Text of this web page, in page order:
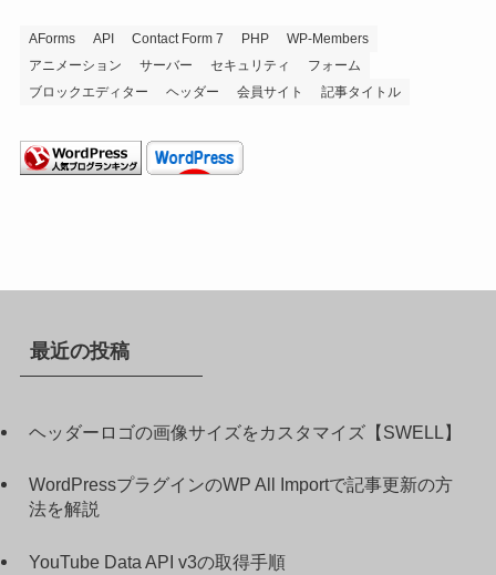
AForms API Contact Form 7 PHP
WP-Members
アニメーション
サーバー セキュリティ
フォーム
ブロックエディター
ヘッダー 会員サイト 記事タイトル
最近の投稿
ヘッダーロゴの画像サイズをカスタマイズ【SWELL】
WordPressプラグインのWP All Importで記事更新の方
法を解説
YouTube Data API v3の取得手順